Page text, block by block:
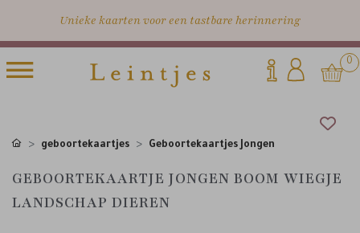
Unieke kaarten voor een tastbare herinnering
0
geboortekaartjes Geboortekaartjes Jongen
GEBOORTEKAARTJE JONGEN BOOM WIEGJE
LANDSCHAP DIEREN